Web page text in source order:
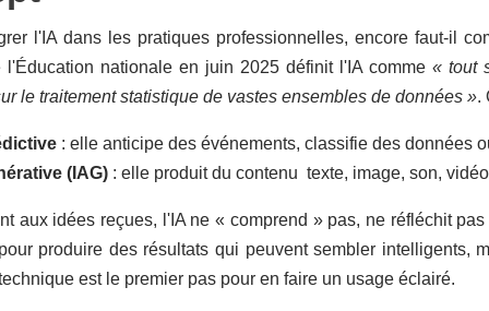
l'IA dans les pratiques professionnelles, encore faut-il
l'Éducation nationale en juin 2025 définit l'IA comme « tout
le traitement statistique de vastes ensembles de données ».
: elle anticipe des événements, classifie des données
(IAG) : elle produit du contenu texte, image, son,
aux idées reçues, l'IA ne « comprend » pas, ne réfléchit
produire des résultats qui peuvent sembler intelligents,
est le premier pas pour en faire un usage éclairé.